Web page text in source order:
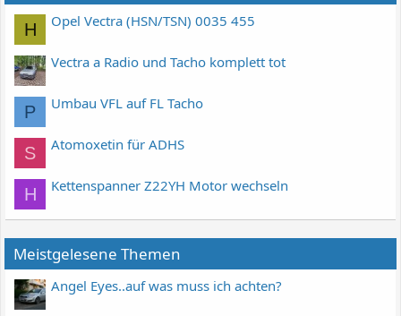
H Opel Vectra (HSN/TSN) 0035 455
Vectra a Radio und Tacho komplett tot
P Umbau VFL auf FL Tacho
S Atomoxetin für ADHS
H Kettenspanner Z22YH Motor wechseln
Meistgelesene Themen
Angel Eyes..auf was muss ich achten?